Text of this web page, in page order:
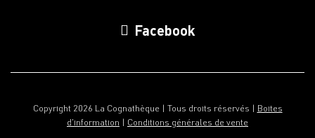
Facebook
Copyright 2026 La Cognathèque | Tous droits réservés | Boites
d'information | Conditions générales de vente